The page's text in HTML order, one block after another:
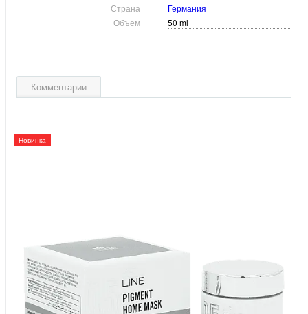
Страна
Германия
Объем
50 ml
Комментарии
Новинка